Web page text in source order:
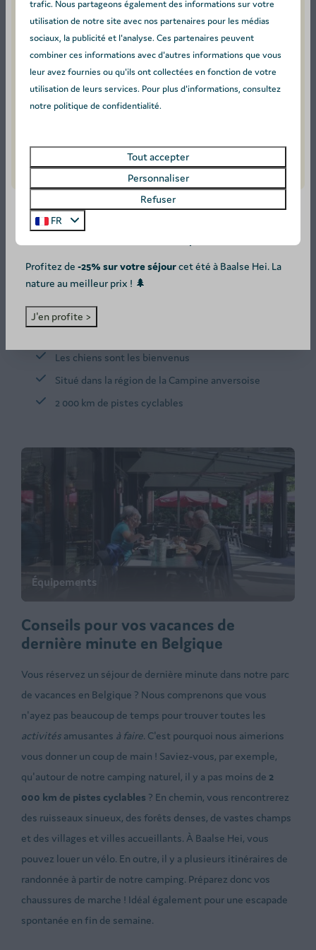
minute en Belgique ? C'est également possible au Camping
Baalse Hei. Le Taos XL Delux est le véritable joyau de notre
camping. Cet hébergement glamping de luxe peut accueillir
habitué chez vous. Bien entendu, vous pouvez également
opter pour un mobil-home, un chalet ou une cabane de
personnes. L'avantage du logement ? Tout vous attend déjà !
Vous ne vous ennuierez pas non plus dans notre parc. Après
une journée sur l'eau, dégustez unebière régionale belgeà
la taverne. C'est la meilleure façon de découvrir la Belgique !
Pourquoi choisir le camping Baalse Hei ?
Étang pour la baignade, la pêche et l'aviron
Programme d'animation
Les chiens sont les bienvenus
Situé dans la région de la Campine anversoise
2 000 km de pistes cyclables
Équipements
Conseils pour vos vacances de
dernière minute en Belgique
Vous réservez un séjour de dernière minute dans notre parc
de vacances en Belgique ? Nous comprenons que vous
n'ayez pas beaucoup de temps pour trouver toutes les
activités amusantes à faire. C'est pourquoi nous aimerions
vous donner un coup de main ! Saviez-vous, par exemple,
qu'autour de notre camping naturel, il y a pas moins de 2
000 km de pistes cyclables ? En chemin, vous rencontrerez
des ruisseaux sinueux, des forêts denses, de vastes champs
et des villages et villes accueillants. À Baalse Hei, vous
pouvez louer un vélo. En outre, il y a plusieurs itinéraires de
randonnée à partir de notre camping. Préparez donc vos
chaussures de marche ! Idéal également pour une escapade
spontanée en fin de semaine.
SUMMER DEAL: -25%! ☀️
Profitez de -25% sur votre séjourcet été à Baalse Hei. La
nature au meilleur prix ! 🌲
J'en profite >
trafic. Nous partageons également des informations sur votre
utilisation de notre site avec nos partenaires pour les médias
sociaux, la publicité et l'analyse. Ces partenaires peuvent
combiner ces informations avec d'autres informations que vous
leur avez fournies ou qu'ils ont collectées en fonction de votre
utilisation de leurs services. Pour plus d'informations, consultez
notre politique de confidentialité.
Tout accepter
Personnaliser
Refuser
FR